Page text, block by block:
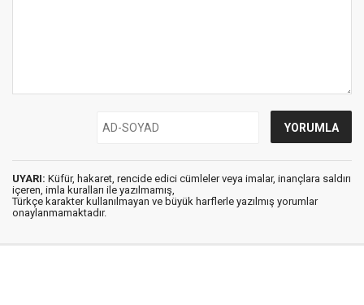
UYARI: Küfür, hakaret, rencide edici cümleler veya imalar, inançlara saldırı
içeren, imla kuralları ile yazılmamış,
Türkçe karakter kullanılmayan ve büyük harflerle yazılmış yorumlar
onaylanmamaktadır.